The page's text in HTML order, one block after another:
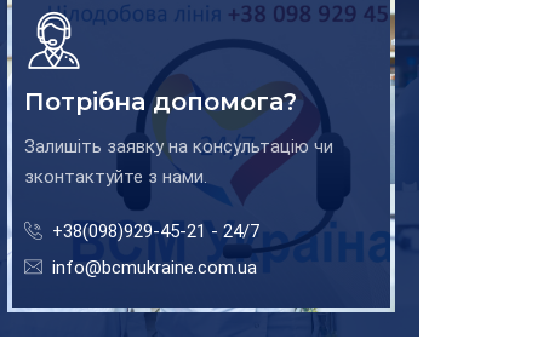
Потрібна допомога?
Залишіть заявку на консультацію чи
зконтактуйте з нами.
+38(098)929-45-21 - 24/7
info@bcmukraine.com.ua